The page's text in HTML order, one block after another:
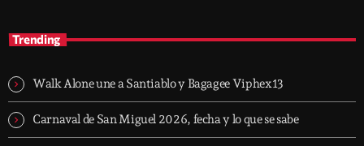
Trending
Walk Alone une a Santiablo y Bagagee Viphex13
Carnaval de San Miguel 2026, fecha y lo que se sabe